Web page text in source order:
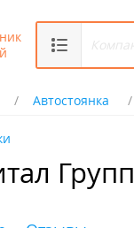
Автостоянка
Групп